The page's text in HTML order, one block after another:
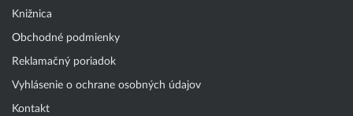
Knižnica
Obchodné podmienky
Reklamačný poriadok
Vyhlásenie o ochrane osobných údajov
Kontakt